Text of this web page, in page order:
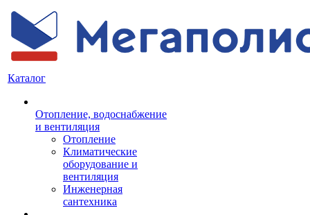
Каталог
Отопление, водоснабжение
и вентиляция
Отопление
Климатические
оборудование и
вентиляция
Инженерная
сантехника